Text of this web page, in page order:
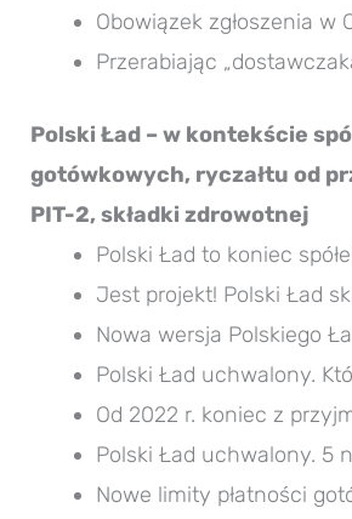
Obowiązek zgłoszenia w
Przerabiając
Polski Ład – w kontekście
gotówkowych, ryczałtu od
PIT-2, składki zdrowotnej
Polski Ład to koniec
Jest projekt! Polski Ład
Nowa wersja Polskiego
Polski Ład uchwalony.
Od 2022 r. koniec z
Polski Ład uchwalony. 5
Nowe limity płatności